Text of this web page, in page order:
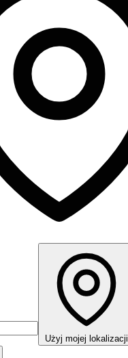
Użyj mojej lokalizacji